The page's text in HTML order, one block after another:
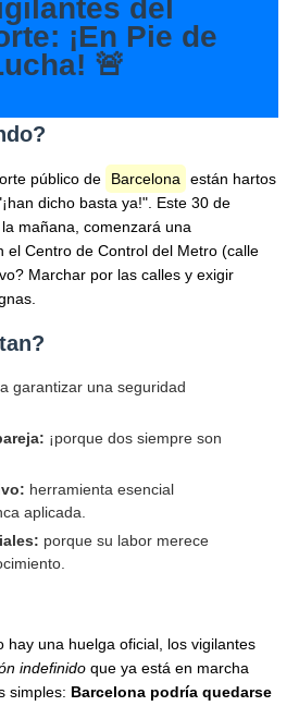
del
¡En Pie de
🚨
público de Barcelona están hartos
dicho basta ya!". Este 30 de
mañana, comenzará una
el Centro de Control del Metro (calle
Marchar por las calles y exigir
garantizar una seguridad
¡porque dos siempre son
herramienta esencial
aplicada.
porque su labor merece
hay una huelga oficial, los vigilantes
indefinidoque ya está en marcha
simples: Barcelona podría quedarse